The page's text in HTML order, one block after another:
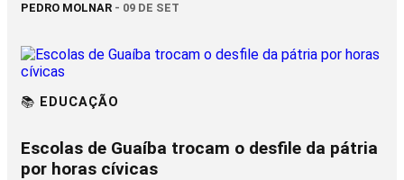
PEDRO MOLNAR - 09 DE SET
📚 EDUCAÇÃO
Escolas de Guaíba trocam o desfile da pátria
por horas cívicas